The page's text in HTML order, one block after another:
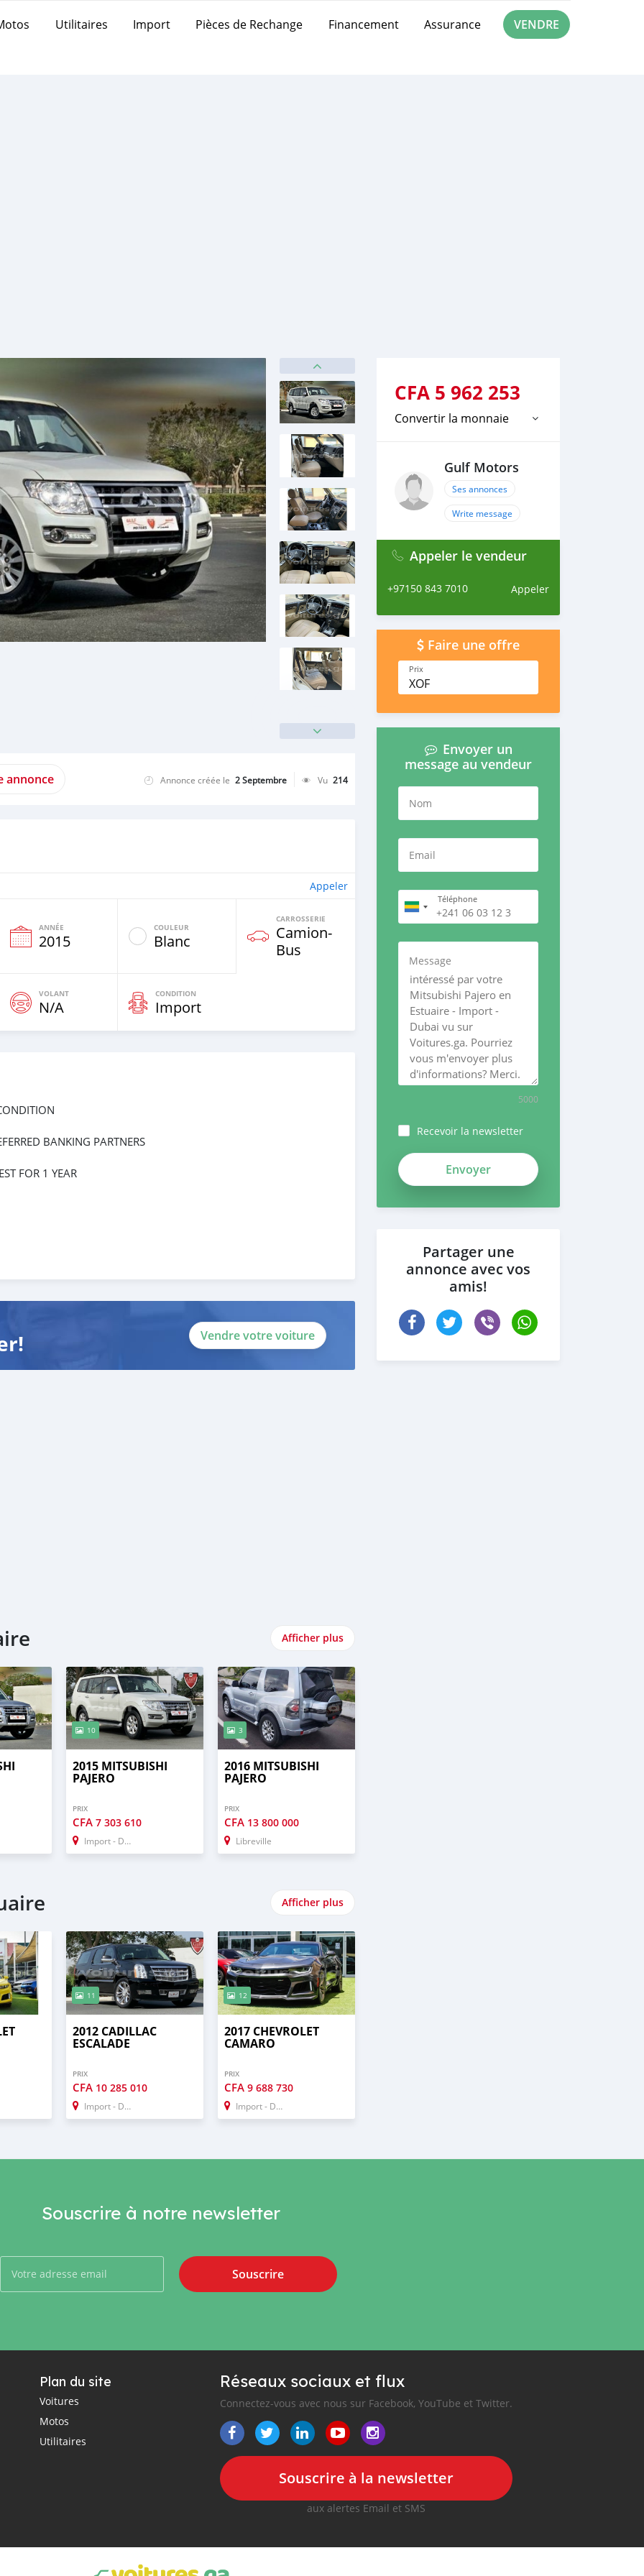
Utilitaires Import Pièces de Rechange Financement Assurance VENDRE
annonce Annonce créée le 2 Septembre Vu 214
Appeler
ANNÉE
2015
COULEUR
Blanc
CARROSSERIE
Camion‒
Bus
VOLANT
N/A
CONDITION
Import
BANKING PARTNERS
FOR 1 YEAR
Vendre votre voiture
Afficher plus
10
2015 MITSUBISHI
PAJERO
PRIX
CFA 7 303 610
Import - Dubai
3
2016 MITSUBISHI
PAJERO
PRIX
CFA 13 800 000
Libreville
Afficher plus
11
2012 CADILLAC
ESCALADE
PRIX
CFA 10 285 010
Import - Dubai
12
2017 CHEVROLET
CAMARO
PRIX
CFA 9 688 730
Import - Dubai
CFA 5 962 253
Convertir la monnaie
Gulf Motors
Ses annonces
Write message
Appeler le vendeur
+97150 843 7010 Appeler
Faire une offre
Prix
XOF
Envoyer un
message au vendeur
Nom
Email
Téléphone
Message
5000
Recevoir la newsletter
Partager une
annonce avec vos
amis!
Souscrire à notre newsletter
Souscrire
Plan du site
Voitures
Motos
Utilitaires
Réseaux sociaux et flux
Connectez-vous avec nous sur Facebook, YouTube et Twitter.
Souscrire à la newsletter
aux alertes Email et SMS